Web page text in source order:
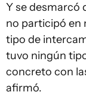
Y se desmarcó
no participó en
tipo de
tuvo ningún
concreto con
afirmó.